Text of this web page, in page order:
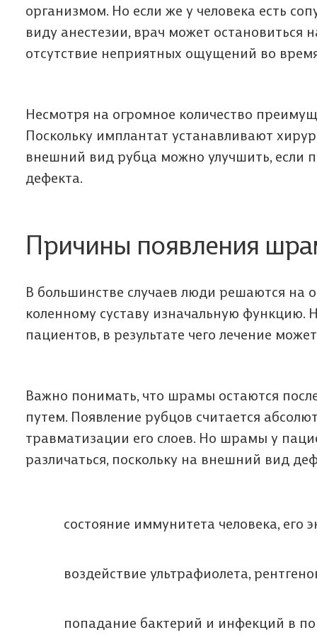
организмом. Но если же у человека есть
виду анестезии, врач может остановиться
отсутствие неприятных ощущений во
Несмотря на огромное количество
Поскольку имплантат устанавливают
внешний вид рубца можно улучшить, если
дефекта.
Причины появления
В большинстве случаев люди решаются на
коленному суставу изначальную
пациентов, в результате чего лечение
Важно понимать, что шрамы остаются
путем. Появление рубцов считается
травматизации его слоев. Но шрамы у
различаться, поскольку на внешний вид
состояние иммунитета человека, его
воздействие ультрафиолета,
попадание бактерий и инфекций в
Мы